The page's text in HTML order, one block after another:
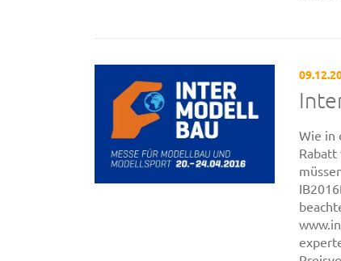
Wie in